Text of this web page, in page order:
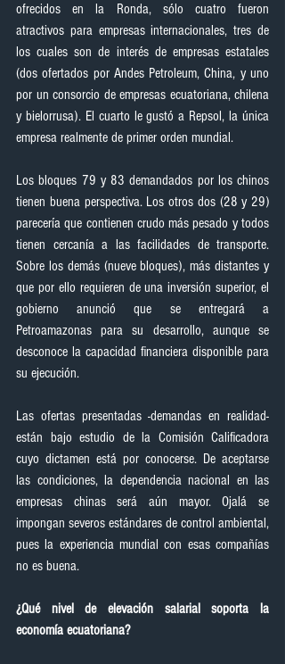
ofrecidos en la Ronda, sólo cuatro fueron
atractivos para empresas internacionales, tres de
los cuales son de interés de empresas estatales
(dos ofertados por Andes Petroleum, China, y uno
por un consorcio de empresas ecuatoriana, chilena
y bielorrusa). El cuarto le gustó a Repsol, la única
empresa realmente de primer orden mundial.
Los bloques 79 y 83 demandados por los chinos
tienen buena perspectiva. Los otros dos (28 y 29)
parecería que contienen crudo más pesado y todos
tienen cercanía a las facilidades de transporte.
Sobre los demás (nueve bloques), más distantes y
que por ello requieren de una inversión superior, el
gobierno anunció que se entregará a
Petroamazonas para su desarrollo, aunque se
desconoce la capacidad financiera disponible para
su ejecución.
Las ofertas presentadas -demandas en realidad-
están bajo estudio de la Comisión Calificadora
cuyo dictamen está por conocerse. De aceptarse
las condiciones, la dependencia nacional en las
empresas chinas será aún mayor. Ojalá se
impongan severos estándares de control ambiental,
pues la experiencia mundial con esas compañías
no es buena.
¿Qué nivel de elevación salarial soporta la
economía ecuatoriana?